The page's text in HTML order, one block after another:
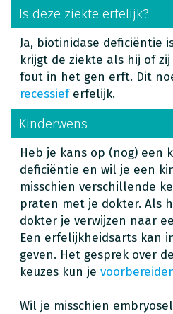
Is deze ziekte erfelijk?
Ja, biotinidase deficiëntie
krijgt de ziekte als hij of
fout in het gen erft. Dit
recessieferfelijk.
Kinderwens
Heb je kans op (nog) een
deficiëntie en wil je een
misschien verschillende
praten met je dokter. Als
dokter je verwijzen naar
Een erfelijkheidsarts kan
geven. Het gesprek over
keuzes kun je
Wil je misschien